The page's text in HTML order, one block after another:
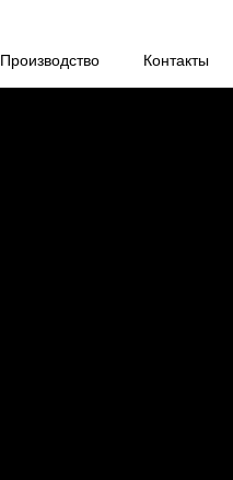
Производство Контакты